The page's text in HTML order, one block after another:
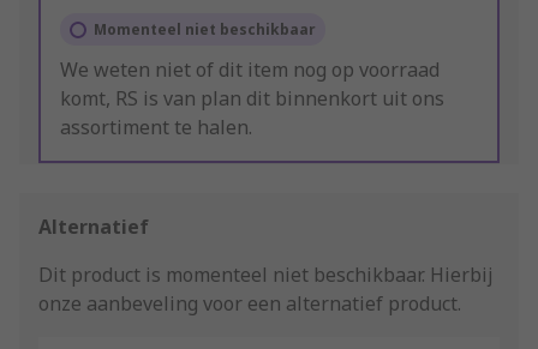
Momenteel niet beschikbaar
We weten niet of dit item nog op voorraad
komt, RS is van plan dit binnenkort uit ons
assortiment te halen.
Alternatief
Dit product is momenteel niet beschikbaar. Hierbij
onze aanbeveling voor een alternatief product.